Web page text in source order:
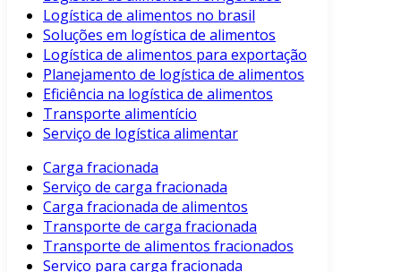
Logística de alimentos no brasil
Soluções em logística de alimentos
Logística de alimentos para exportação
Planejamento de logística de alimentos
Eficiência na logística de alimentos
Transporte alimentício
Serviço de logística alimentar
Carga fracionada
Serviço de carga fracionada
Carga fracionada de alimentos
Transporte de carga fracionada
Transporte de alimentos fracionados
Serviço para carga fracionada